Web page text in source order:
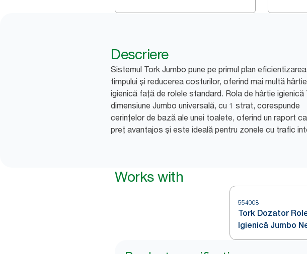
Descriere
Sistemul Tork Jumbo pune pe primul plan eficientizarea
timpului și reducerea costurilor, oferind mai multă hârtie
igienică față de rolele standard. Rola de hârtie igienică
dimensiune Jumbo universală, cu 1 strat, corespunde
cerințelor de bază ale unei toalete, oferind un raport
preț avantajos și este ideală pentru zonele cu trafic
Works with
554008
Tork Dozator
Igienică Jumbo